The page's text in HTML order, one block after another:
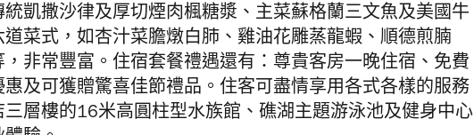
凱撒沙律及厚切煙肉楓糖漿、主菜蘇格蘭三文魚及美國牛
菜式，如杏汁菜膽燉白肺、雞油花雕蒸龍蝦、順德煎腩
非常豐富。 住宿套餐禮遇還有： 尊貴客房一晚住宿、免費
惠及可獲贈驚喜佳節禮品 。住客可盡情享用各式各樣的服務
三層樓的16米高圓柱型水族館、礁湖主題游泳池及健身中心